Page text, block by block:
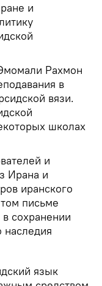
и
Рахмон
в
вязи.
школах
и
Ирана и
иранского
письме
сохранении
наследия
язык